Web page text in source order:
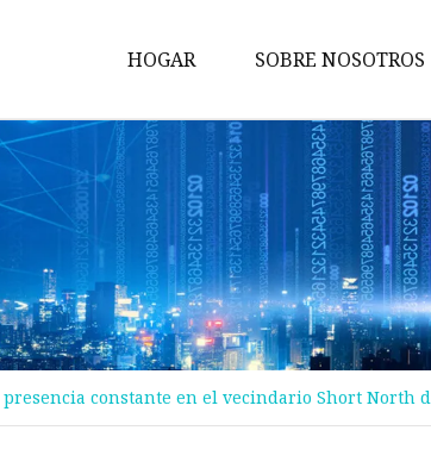
HOGAR SOBRE NOSOTROS
presencia constante en el vecindario Short North